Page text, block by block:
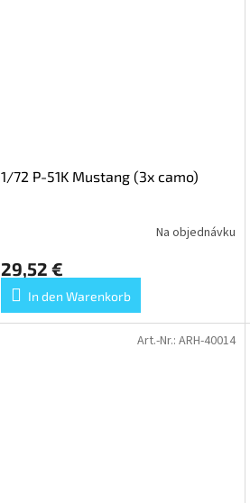
1/72 P-51K Mustang (3x camo)
Na objednávku
29,52 €
In den Warenkorb
Art.-Nr.: ARH-40014